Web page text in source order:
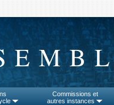
Commissions et
autres instances